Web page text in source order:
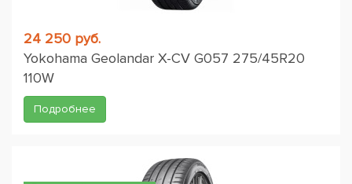
24 250 руб.
Yokohama Geolandar X-CV G057 275/45R20
110W
Подробнее